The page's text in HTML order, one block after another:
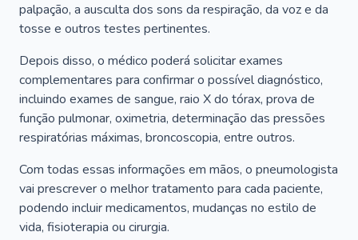
palpação, a ausculta dos sons da respiração, da voz e da
tosse e outros testes pertinentes.
Depois disso, o médico poderá solicitar exames
complementares para confirmar o possível diagnóstico,
incluindo exames de sangue, raio X do tórax, prova de
função pulmonar, oximetria, determinação das pressões
respiratórias máximas, broncoscopia, entre outros.
Com todas essas informações em mãos, o pneumologista
vai prescrever o melhor tratamento para cada paciente,
podendo incluir medicamentos, mudanças no estilo de
vida, fisioterapia ou cirurgia.